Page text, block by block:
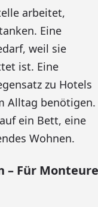
arbeitet,
Eine
weil sie
ist. Eine
zu Hotels
Alltag benötigen.
ein Bett, eine
Wohnen.
– Für Monteure